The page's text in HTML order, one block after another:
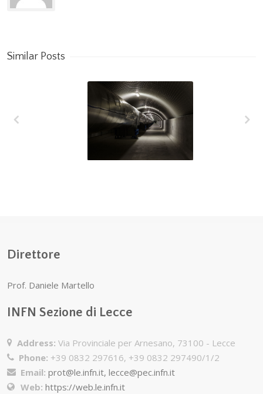
Similar Posts
L’interferometro
Direttore
Prof. Daniele Martello
INFN Sezione di Lecce
Address: Via Provinciale per Arnesano, 73100 - Lecce
Phone: +39 0832 297616, +39 0832 297490/1/2
Email: prot@le.infn.it, lecce@pec.infn.it
Web: https://web.le.infn.it